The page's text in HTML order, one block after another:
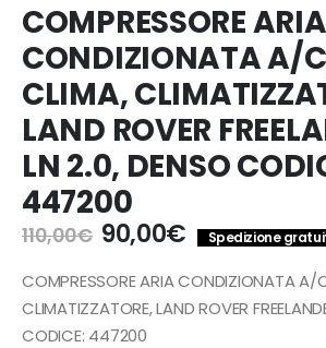
COMPRESSORE ARIA
CONDIZIONATA A/
CLIMA,
LAND ROVER
LN 2.0, DENSO
447200
110,00€ Il
prezzo
originale
era:
110,00€.
90,00€Il
prezzo
attuale
è:
Spedizione
COMPRESSORE ARIA CONDIZIONATA A/
CLIMATIZZATORE, LAND ROVER
CODICE: 447200